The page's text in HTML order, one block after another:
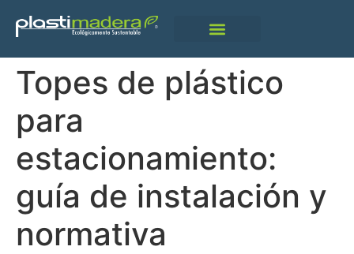
Topes de plástico
para
estacionamiento:
guía de instalación y
normativa